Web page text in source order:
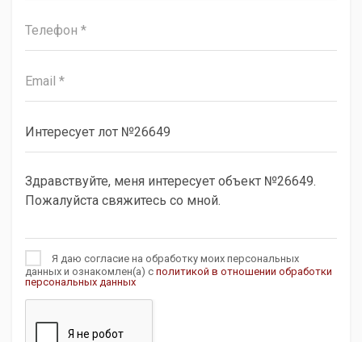
Я даю согласие на обработку моих персональных
данных и ознакомлен(а) с политикой в отношении обработки
персональных данных